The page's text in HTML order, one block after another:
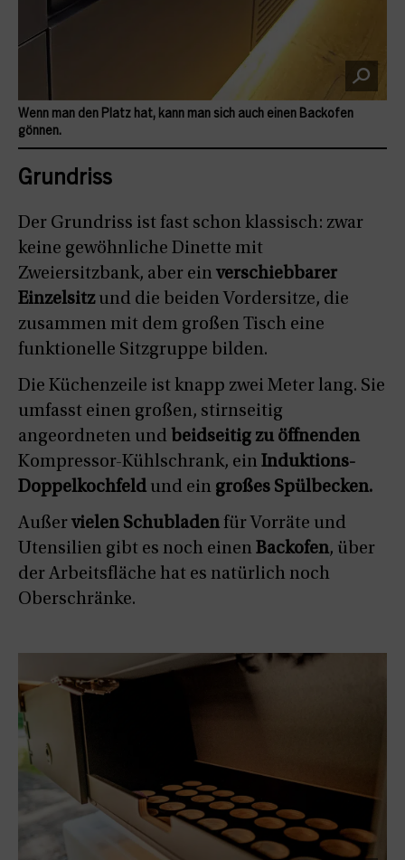
Wenn man den Platz hat, kann man sich auch einen Backofen
gönnen.
Grundriss
Der Grundriss ist fast schon klassisch: zwar
keine gewöhnliche Dinette mit
Zweiersitzbank, aber ein verschiebbarer
Einzelsitzund die beiden Vordersitze, die
zusammen mit dem großen Tisch eine
funktionelle Sitzgruppe bilden.
Die Küchenzeile ist knapp zwei Meter lang. Sie
umfasst einen großen, stirnseitig
angeordneten und beidseitig zu öffnenden
Kompressor-Kühlschrank, ein Induktions-
Doppelkochfeld und ein großes Spülbecken.
Außer vielen Schubladen für Vorräte und
Utensilien gibt es noch einen Backofen, über
der Arbeitsfläche hat es natürlich noch
Oberschränke.